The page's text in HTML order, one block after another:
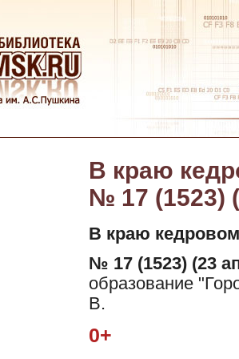
В краю
№ 17 (1523)
В краю
№ 17 (1523) (23
образование
В.
0+